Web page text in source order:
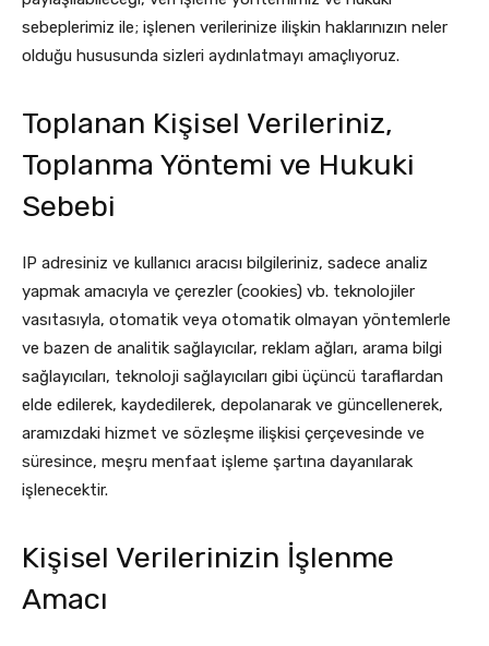
sebeplerimiz ile; işlenen verilerinize ilişkin haklarınızın neler
olduğu hususunda sizleri aydınlatmayı amaçlıyoruz.
Toplanan Kişisel Verileriniz,
Toplanma Yöntemi ve Hukuki
Sebebi
IP adresiniz ve kullanıcı aracısı bilgileriniz, sadece analiz
yapmak amacıyla ve çerezler (cookies) vb. teknolojiler
vasıtasıyla, otomatik veya otomatik olmayan yöntemlerle
ve bazen de analitik sağlayıcılar, reklam ağları, arama bilgi
sağlayıcıları, teknoloji sağlayıcıları gibi üçüncü taraflardan
elde edilerek, kaydedilerek, depolanarak ve güncellenerek,
aramızdaki hizmet ve sözleşme ilişkisi çerçevesinde ve
süresince, meşru menfaat işleme şartına dayanılarak
işlenecektir.
Kişisel Verilerinizin İşlenme
Amacı